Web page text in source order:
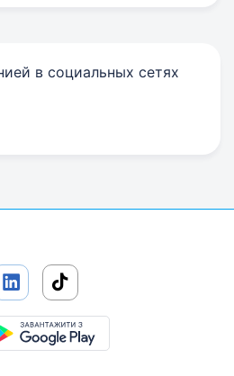
в социальных сетях
link